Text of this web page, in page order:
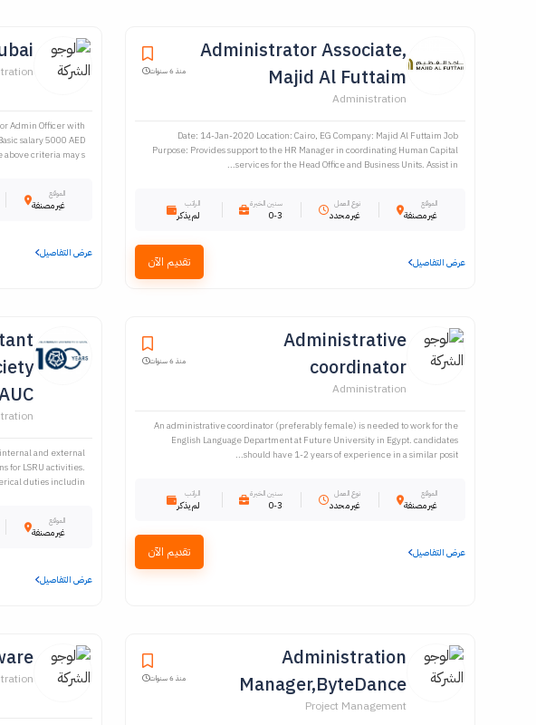
Administrator Associate,
Majid Al Futtaim
Administration
منذ 6 سنوات
Date: 14-Jan-2020 Location: Cairo, EG Company: Majid Al Futtaim Job
Purpose: Provides support to the HR Manager in coordinating Human Capital
services for the Head Office and Business Units. Assist in...
الموقع
غير مصنفة
نوع العمل
غير محدد
سنين الخبرة
0-3
الراتب
لم يذكر
عرض التفاصيل تقديم الآن
Admin Officer with
salary 5000 AED
criteria may s...
الموقع
غير مصنفة
عرض التفاصيل
Administrative
coordinator
Administration
منذ 6 سنوات
An administrative coordinator (preferably female) is needed to work for the
English Language Department at Future University in Egypt. candidates
should have 1-2 years of experience in a similar posit...
الموقع
غير مصنفة
نوع العمل
غير محدد
سنين الخبرة
0-3
الراتب
لم يذكر
عرض التفاصيل تقديم الآن
and external
for LSRU activities.
duties includin...
الموقع
غير مصنفة
عرض التفاصيل
Administration
Manager,ByteDance
Project Management
منذ 6 سنوات